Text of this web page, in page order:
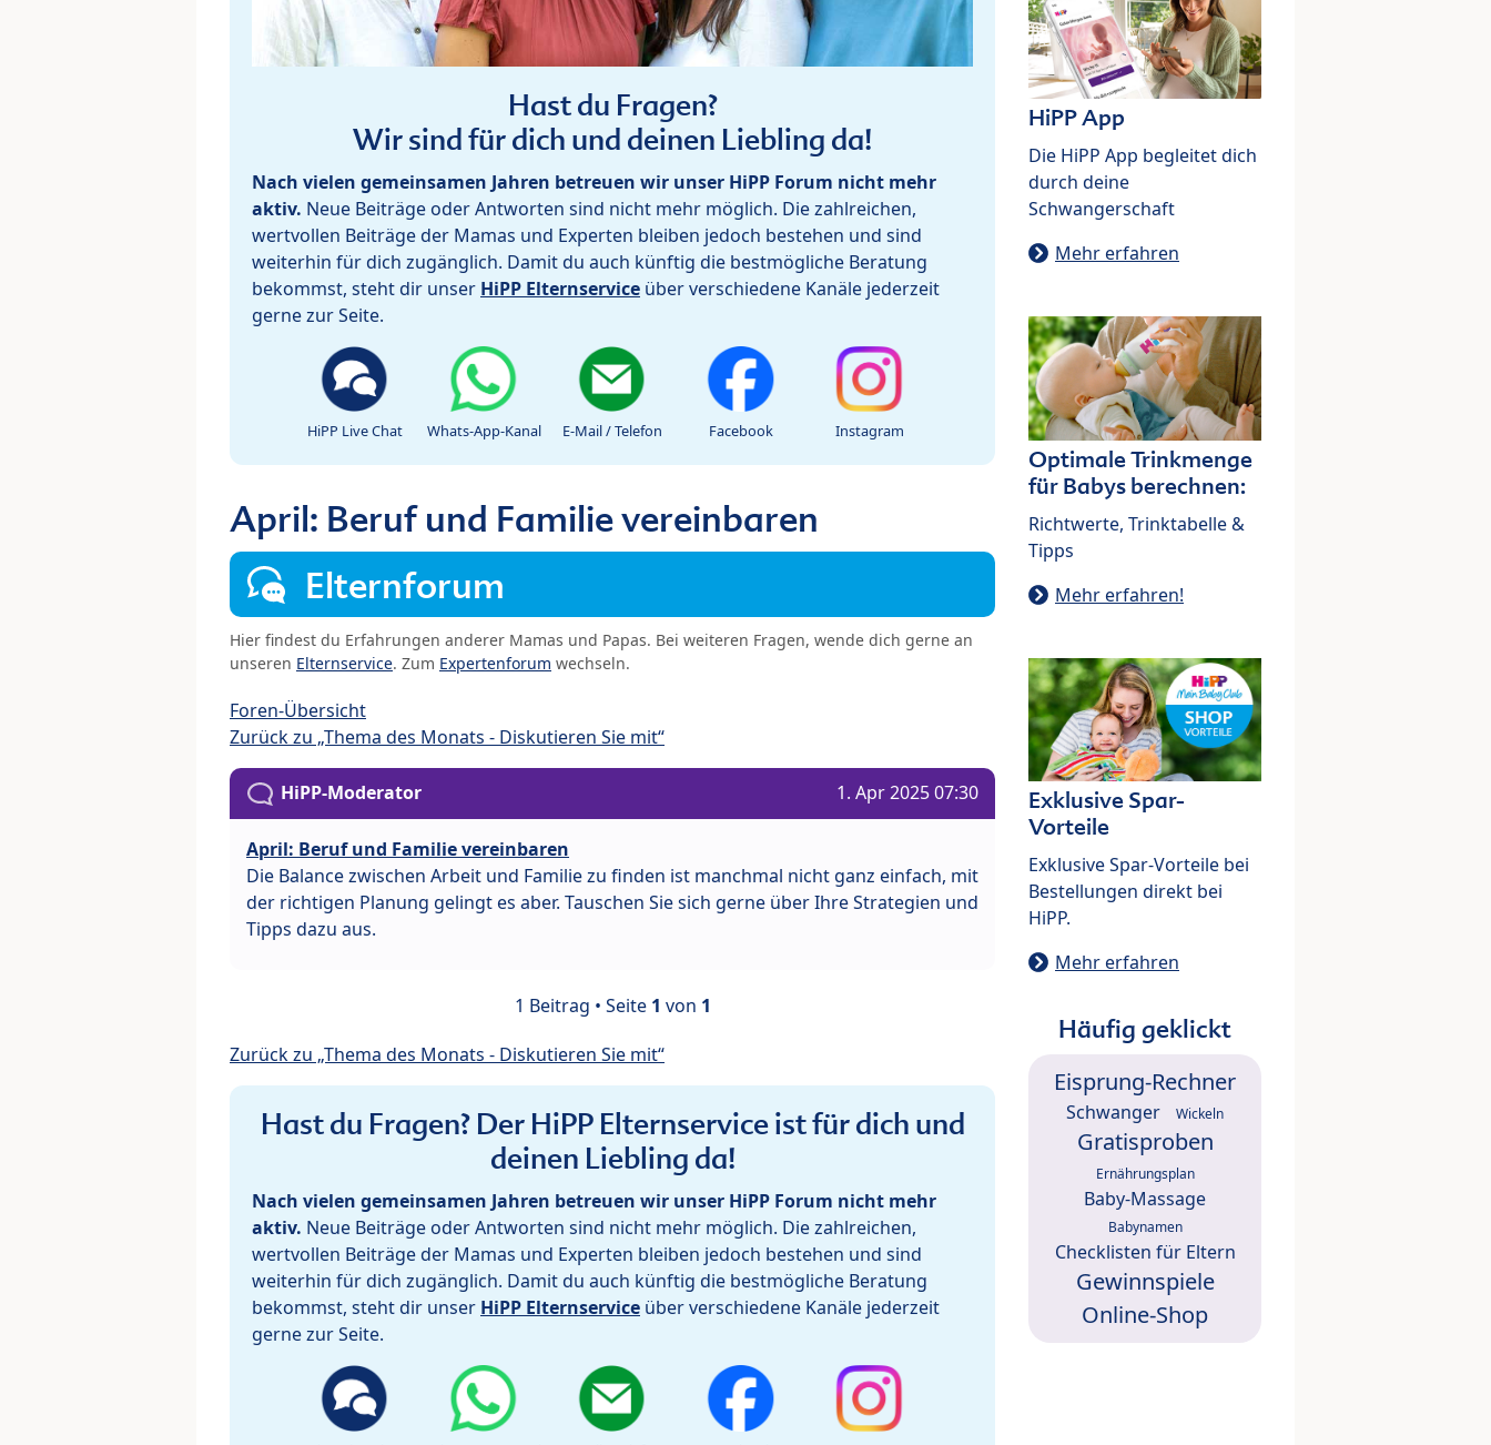
Hast du Fragen?
Wir sind für dich und deinen Liebling da!
Nach vielen gemeinsamen Jahren betreuen wir unser HiPP Forum nicht mehr
aktiv. Neue Beiträge oder Antworten sind nicht mehr möglich. Die zahlreichen,
wertvollen Beiträge der Mamas und Experten bleiben jedoch bestehen und sind
weiterhin für dich zugänglich. Damit du auch künftig die bestmögliche Beratung
bekommst, steht dir unser HiPP Elternservice über verschiedene Kanäle jederzeit
gerne zur Seite.
HiPP Live Chat Whats-App-Kanal E-Mail / Telefon Facebook Instagram
April: Beruf und Familie vereinbaren
Elternforum
Hier findest du Erfahrungen anderer Mamas und Papas. Bei weiteren Fragen, wende dich gerne an
unseren Elternservice. Zum Expertenforum wechseln.
Foren-Übersicht
Zurück zu „Thema des Monats - Diskutieren Sie mit“
HiPP-Moderator 1. Apr 2025 07:30
April: Beruf und Familie vereinbaren
Die Balance zwischen Arbeit und Familie zu finden ist manchmal nicht ganz einfach, mit
der richtigen Planung gelingt es aber. Tauschen Sie sich gerne über Ihre Strategien und
Tipps dazu aus.
1 Beitrag • Seite 1 von 1
Zurück zu „Thema des Monats - Diskutieren Sie mit“
Hast du Fragen? Der HiPP Elternservice ist für dich und
deinen Liebling da!
Nach vielen gemeinsamen Jahren betreuen wir unser HiPP Forum nicht mehr
aktiv. Neue Beiträge oder Antworten sind nicht mehr möglich. Die zahlreichen,
wertvollen Beiträge der Mamas und Experten bleiben jedoch bestehen und sind
weiterhin für dich zugänglich. Damit du auch künftig die bestmögliche Beratung
bekommst, steht dir unser HiPP Elternservice über verschiedene Kanäle jederzeit
gerne zur Seite.
HiPP App
Die HiPP App begleitet dich
durch deine
Schwangerschaft
Mehr erfahren
Optimale Trinkmenge
für Babys berechnen:
Richtwerte, Trinktabelle &
Tipps
Mehr erfahren!
Exklusive Spar-
Vorteile
Exklusive Spar-Vorteile bei
Bestellungen direkt bei
HiPP.
Mehr erfahren
Häufig geklickt
Eisprung-Rechner
Schwanger Wickeln
Gratisproben
Ernährungsplan
Baby-Massage
Babynamen
Checklisten für Eltern
Gewinnspiele
Online-Shop